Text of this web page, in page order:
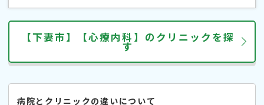
【下妻市】【心療内科】のクリニックを探
す
病院とクリニックの違いについて